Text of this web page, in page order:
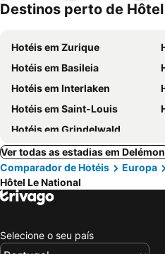
Destinos perto de
Hotéis em Zurique
Hotéis em Basileia
Hotéis em Interlaken
Hotéis em Saint-Louis
Hotéis em Grindelwald
Ver todas as estadias em
Comparador de Hotéis
Europa
Hôtel Le National
Selecione o seu país